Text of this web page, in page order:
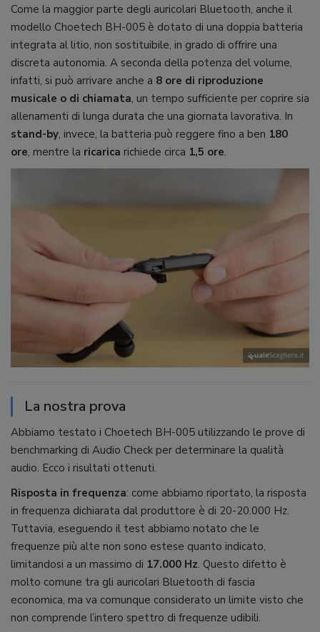
Come la maggior parte degli auricolari Bluetooth, anche il
modello Choetech BH-005 è dotato di una doppia batteria
integrata al litio, non sostituibile, in grado di offrire una
discreta autonomia. A seconda della potenza del volume,
infatti, si può arrivare anche a 8 ore di riproduzione
musicale o di chiamata, un tempo sufficiente per coprire sia
allenamenti di lunga durata che una giornata lavorativa. In
stand-by, invece, la batteria può reggere fino a ben 180
ore, mentre la ricarica richiede circa 1,5 ore.
La nostra prova
Abbiamo testato i Choetech BH-005 utilizzando le prove di
benchmarking di Audio Check per determinare la qualità
audio. Ecco i risultati ottenuti.
Risposta in frequenza: come abbiamo riportato, la risposta
in frequenza dichiarata dal produttore è di 20-20.000 Hz.
Tuttavia, eseguendo il test abbiamo notato che le
frequenze più alte non sono estese quanto indicato,
limitandosi a un massimo di 17.000 Hz. Questo difetto è
molto comune tra gli auricolari Bluetooth di fascia
economica, ma va comunque considerato un limite visto che
non comprende l’intero spettro di frequenze udibili.